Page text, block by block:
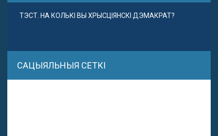
ТЭСТ. НА КОЛЬКІ ВЫ ХРЫСЦІЯНСКІ ДЭМАКРАТ?
САЦЫЯЛЬНЫЯ СЕТКІ